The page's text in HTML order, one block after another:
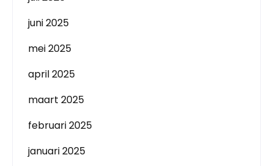
juni 2025
mei 2025
april 2025
maart 2025
februari 2025
januari 2025